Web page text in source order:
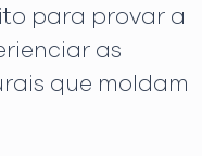
para provar a
as
que moldam